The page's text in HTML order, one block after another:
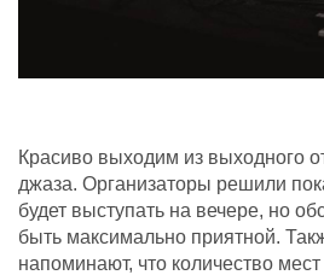
Красиво выходим из выходного
джаза. Организаторы решили
будет выступать на вечере, но
быть максимально приятной.
напоминают, что количество